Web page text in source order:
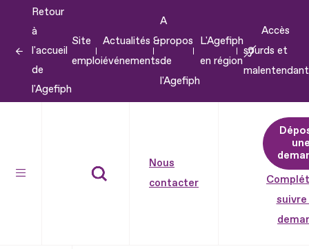
contenu
Retour
à
l'accueil
de
l'Agefiph
Site
emploi
Actualités &
événements
A
propos
de
l'Agefiph
L'Agefiph
en région
Accès
sourds et
Nous
contacter
suivre